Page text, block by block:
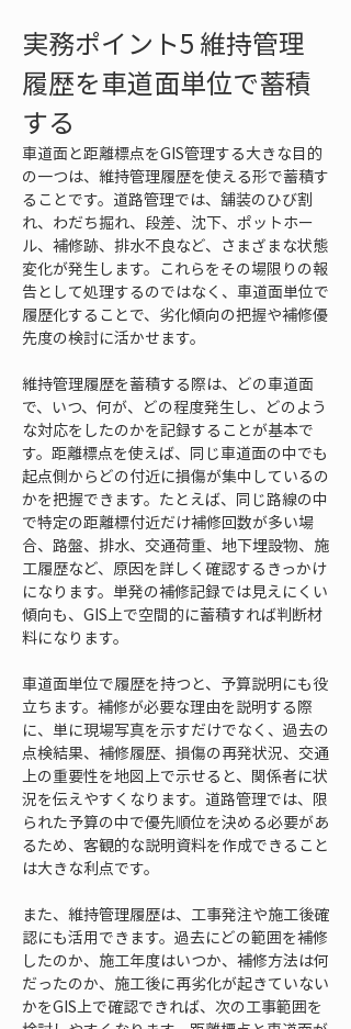
実務ポイント5 維持管理
履歴を車道面単位で蓄積
する
車道面と距離標点をGIS管理する大きな目的
の一つは、維持管理履歴を使える形で蓄積す
ることです。道路管理では、舗装のひび割
れ、わだち掘れ、段差、沈下、ポットホー
ル、補修跡、排水不良など、さまざまな状態
変化が発生します。これらをその場限りの報
告として処理するのではなく、車道面単位で
履歴化することで、劣化傾向の把握や補修優
先度の検討に活かせます。
維持管理履歴を蓄積する際は、どの車道面
で、いつ、何が、どの程度発生し、どのよう
な対応をしたのかを記録することが基本で
す。距離標点を使えば、同じ車道面の中でも
起点側からどの付近に損傷が集中しているの
かを把握できます。たとえば、同じ路線の中
で特定の距離標付近だけ補修回数が多い場
合、路盤、排水、交通荷重、地下埋設物、施
工履歴など、原因を詳しく確認するきっかけ
になります。単発の補修記録では見えにくい
傾向も、GIS上で空間的に蓄積すれば判断材
料になります。
車道面単位で履歴を持つと、予算説明にも役
立ちます。補修が必要な理由を説明する際
に、単に現場写真を示すだけでなく、過去の
点検結果、補修履歴、損傷の再発状況、交通
上の重要性を地図上で示せると、関係者に状
況を伝えやすくなります。道路管理では、限
られた予算の中で優先順位を決める必要があ
るため、客観的な説明資料を作成できること
は大きな利点です。
また、維持管理履歴は、工事発注や施工後確
認にも活用できます。過去にどの範囲を補修
したのか、施工年度はいつか、補修方法は何
だったのか、施工後に再劣化が起きていない
かをGIS上で確認できれば、次の工事範囲を